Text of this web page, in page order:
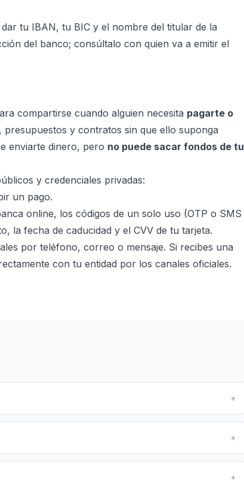
tu IBAN, tu BIC y el nombre del titular de la
del banco; consúltalo con quien va a emitir el
compartirse cuando alguien necesita pagarte o
y contratos sin que ello suponga
enviarte dinero, pero no puede sacar fondos de tu
y credenciales privadas:
un pago.
online, los códigos de un solo uso (OTP o SMS
la fecha de caducidad y el CVV de tu tarjeta.
por teléfono, correo o mensaje. Si recibes una
con tu entidad por los canales oficiales.
+
+
+